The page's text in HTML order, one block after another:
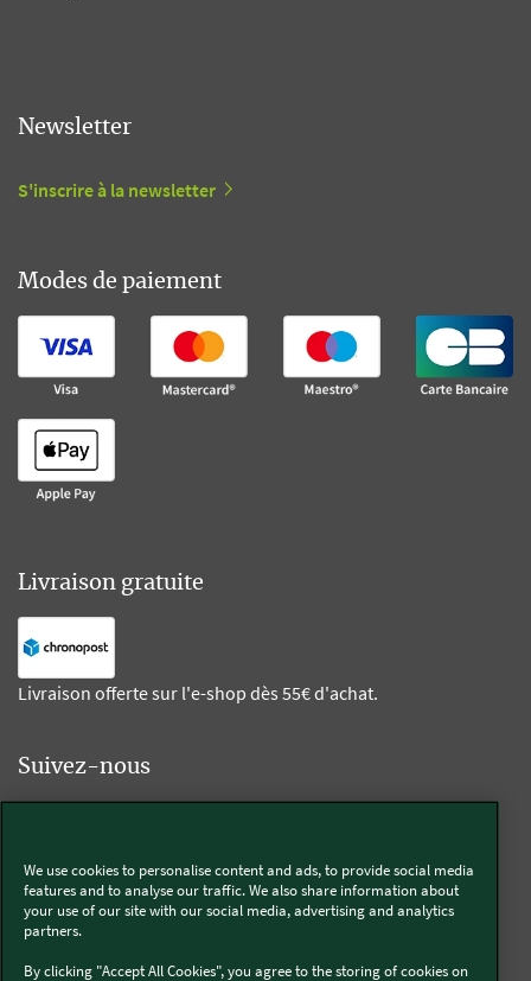
Newsletter
S'inscrire à la newsletter
Modes de paiement
Livraison gratuite
Livraison offerte sur l'e-shop dès 55€ d'achat.
Suivez-nous
Thermomix®
We use cookies to personalise content and ads, to provide social media
features and to analyse our traffic. We also share information about
your use of our site with our social media, advertising and analytics
partners.
By clicking "Accept All Cookies", you agree to the storing of cookies on